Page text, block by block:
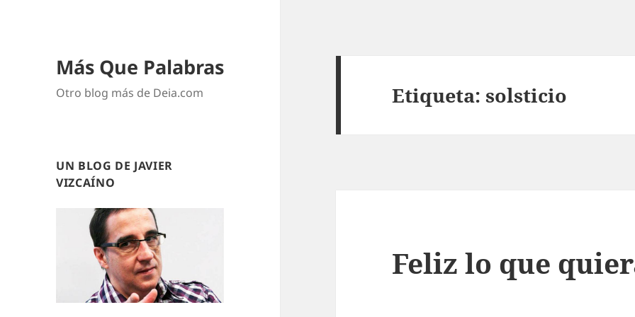
Más Que Palabras
Otro blog más de Deia.com
UN BLOG DE JAVIER
VIZCAÍNO
Etiqueta:solsticio
Feliz lo que